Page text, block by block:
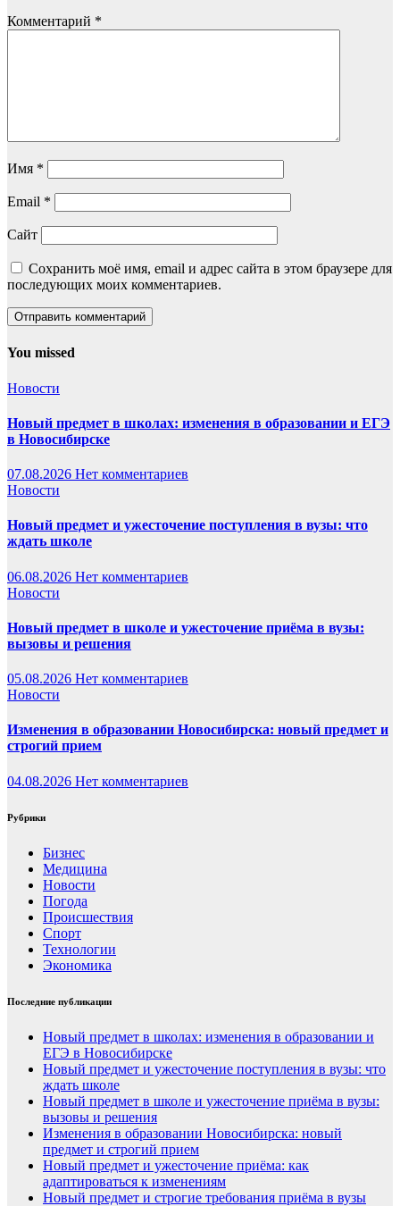
Комментарий *
Имя *
Email *
Сайт
Сохранить моё имя, email и адрес сайта в этом браузере для
последующих моих комментариев.
You missed
Новости
Новый предмет в школах: изменения в образовании и ЕГЭ
в Новосибирске
07.08.2026 Нет комментариев
Новости
Новый предмет и ужесточение поступления в вузы: что
ждать школе
06.08.2026 Нет комментариев
Новости
Новый предмет в школе и ужесточение приёма в вузы:
вызовы и решения
05.08.2026 Нет комментариев
Новости
Изменения в образовании Новосибирска: новый предмет и
строгий прием
04.08.2026 Нет комментариев
Рубрики
Бизнес
Медицина
Новости
Погода
Происшествия
Спорт
Технологии
Экономика
Последние публикации
Новый предмет в школах: изменения в образовании и
ЕГЭ в Новосибирске
Новый предмет и ужесточение поступления в вузы: что
ждать школе
Новый предмет в школе и ужесточение приёма в вузы:
вызовы и решения
Изменения в образовании Новосибирска: новый
предмет и строгий прием
Новый предмет и ужесточение приёма: как
адаптироваться к изменениям
Новый предмет и строгие требования приёма в вузы